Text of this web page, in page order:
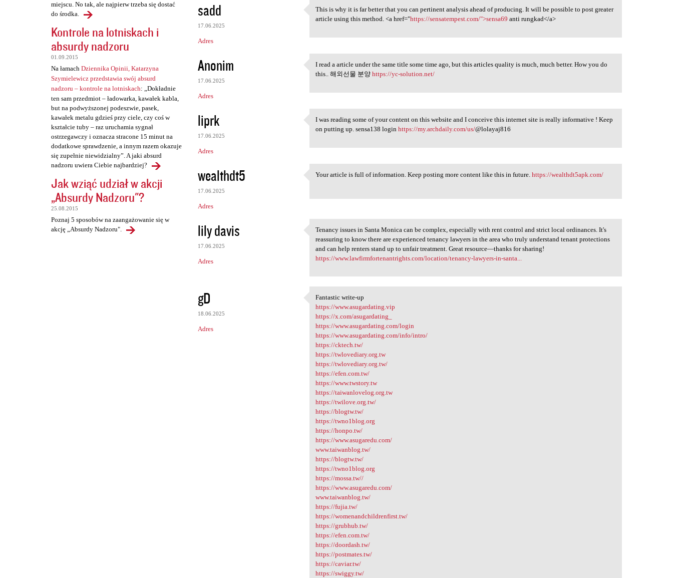
miejscu. No tak, ale najpierw trzeba się dostać
do środka.
Kontrole na lotniskach i
absurdy nadzoru
01.09.2015
Na łamach Dziennika Opinii, Katarzyna
Szymielewicz przedstawia swój absurd
nadzoru – kontrole na lotniskach: „Dokładnie
ten sam przedmiot – ładowarka, kawałek kabla,
but na podwyższonej podeszwie, pasek,
kawałek metalu gdzieś przy ciele, czy coś w
kształcie tuby – raz uruchamia sygnał
ostrzegawczy i oznacza stracone 15 minut na
dodatkowe sprawdzenie, a innym razem okazuje
się zupełnie niewidzialny”. A jaki absurd
nadzoru uwiera Ciebie najbardziej?
Jak wziąć udział w akcji
„Absurdy Nadzoru"?
25.08.2015
Poznaj 5 sposobów na zaangażowanie się w
akcję „Absurdy Nadzoru".
sadd
17.06.2025
Adres
This is why it is far better
This is why it is far better that you can pertinent analysis ahead of producing. It will be possible to post greater
article using this method. <a href="https://sensatempest.com/">sensa69 anti rungkad</a>
Anonim
17.06.2025
Adres
I read a article under the
I read a article under the same title some time ago, but this articles quality is much, much better. How you do
this.. 해외선물 분양https://yc-solution.net/
liprk
17.06.2025
Adres
I was reading some of your
I was reading some of your content on this website and I conceive this internet site is really informative ! Keep
on putting up. sensa138 loginhttps://my.archdaily.com/us/@lolayaj816
wealthdt5
17.06.2025
Adres
Your article is full of information. Keep posting more content like this in future.https://wealthdt5apk.com/
lily davis
17.06.2025
Adres
Tenancy issues in Santa
Tenancy issues in Santa Monica can be complex, especially with rent control and strict local ordinances. It's
reassuring to know there are experienced tenancy lawyers in the area who truly understand tenant protections
and can help renters stand up to unfair treatment. Great resource—thanks for sharing!
https://www.lawfirmfortenantrights.com/location/tenancy-lawyers-in-santa...
gD
18.06.2025
Adres
Fantastic write-up
Fantastic write-up
https://www.asugardating.vip
https://x.com/asugardating_
https://www.asugardating.com/login
https://www.asugardating.com/info/intro/
https://cktech.tw/
https://twlovediary.org.tw
https://twlovediary.org.tw/
https://efen.com.tw/
https://www.twstory.tw
https://taiwanlovelog.org.tw
https://twilove.org.tw/
https://blogtw.tw/
https://twno1blog.org
https://honpo.tw/
https://www.asugaredu.com/
www.taiwanblog.tw/
https://blogtw.tw/
https://twno1blog.org
https://mossa.tw//
https://www.asugaredu.com/
www.taiwanblog.tw/
https://fujia.tw/
https://womenandchildrenfirst.tw/
https://grubhub.tw/
https://efen.com.tw/
https://doordash.tw/
https://postmates.tw/
https://caviar.tw/
https://swiggy.tw/